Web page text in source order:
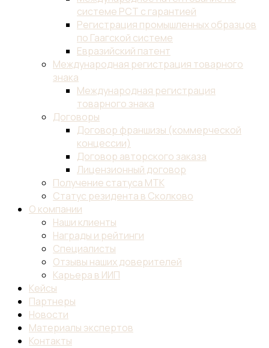
системе PCT с гарантией
Регистрация промышленных образцов
по Гаагской системе
Евразийский патент
Международная регистрация товарного
знака
Международная регистрация
товарного знака
Договоры
Договор франшизы (коммерческой
концессии)
Договор авторского заказа
Лицензионный договор
Получение статуса МТК
Статус резидента в Сколково
О компании
Наши клиенты
Награды и рейтинги
Специалисты
Отзывы наших доверителей
Карьера в ИИП
Кейсы
Партнеры
Новости
Материалы экспертов
Контакты